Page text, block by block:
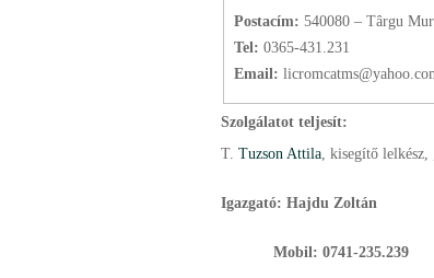
Postacím: 540080 – Târgu
Tel: 0365-431.231
Email:
Szolgálatot teljesít:
T. Tuzson Attila , kisegítő lelkész
Igazgató: Hajdu Zoltán
Mobil: 0741-235.239